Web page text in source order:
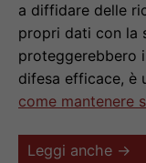
a diffidare delle
propri dati con la
proteggerebbero
difesa efficace, è
come mantenere
Leggi anche →